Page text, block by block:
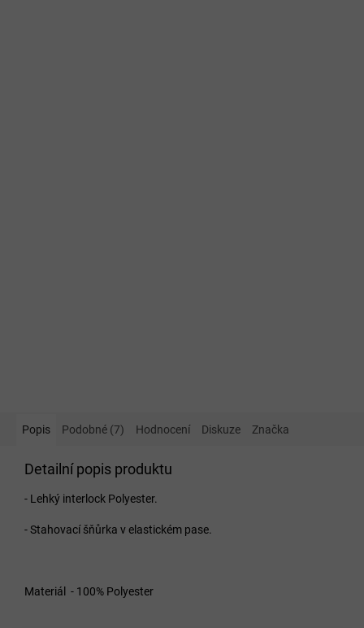
Popis Podobné (7) Hodnocení Diskuze Značka
Detailní popis produktu
- Lehký interlock Polyester.
- Stahovací šňůrka v elastickém pase.
Materiál - 100% Polyester